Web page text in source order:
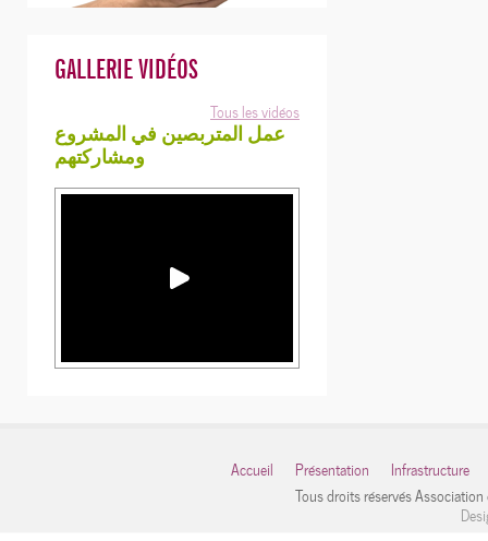
GALLERIE VIDÉOS
Tous les vidéos
عمل المتربصين في المشروع
ومشاركتهم
Accueil Présentation
Infrastructure
Tous droits réservés